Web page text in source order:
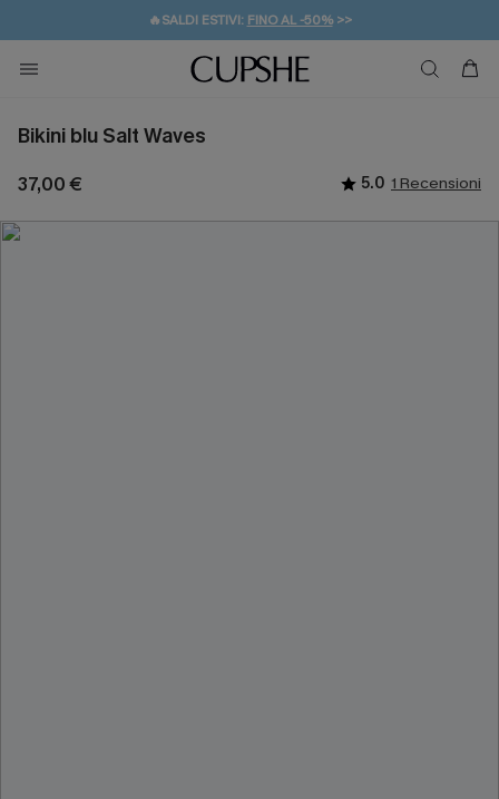
🔥SALDI ESTIVI: FINO AL -50%>>
🚚SPEDIZIONE GRATUITA DA 49€
💌REGALO PER I NUOVI: 20% DI SCONTO*
Bikini blu Salt Waves
37,00 € 5.0 1 Recensioni